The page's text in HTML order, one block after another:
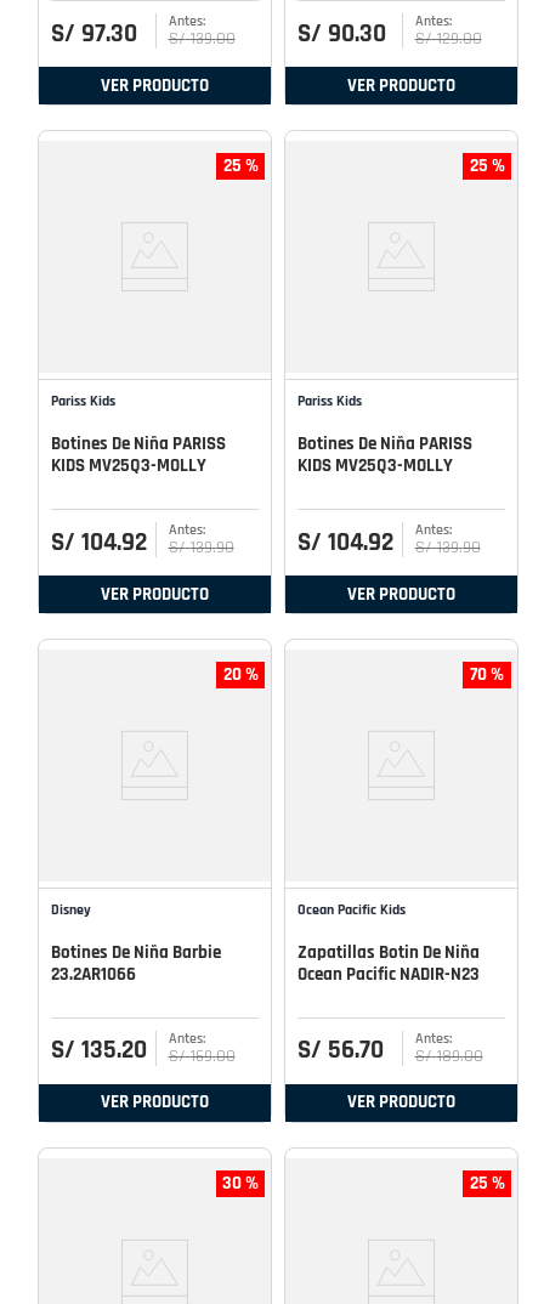
S/ 97.30 S/ 139.00
VER PRODUCTO
S/ 90.30 S/ 129.00
VER PRODUCTO
25 %
Pariss Kids
Botines De Niña PARISS
KIDS MV25Q3-MOLLY
S/ 104.92 S/ 139.90
VER PRODUCTO
25 %
Pariss Kids
Botines De Niña PARISS
KIDS MV25Q3-MOLLY
S/ 104.92 S/ 139.90
VER PRODUCTO
20 %
Disney
Botines De Niña Barbie
23.2AR1066
S/ 135.20 S/ 169.00
VER PRODUCTO
70 %
Ocean Pacific Kids
Zapatillas Botin De Niña
Ocean Pacific NADIR-N23
S/ 56.70 S/ 189.00
VER PRODUCTO
30 % 25 %